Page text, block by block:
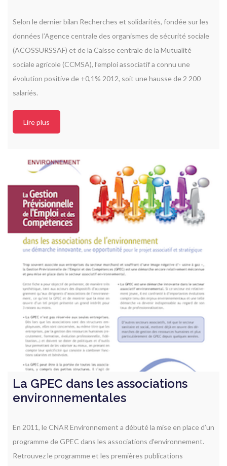
Selon le dernier bilan Recherches et solidarités, fondée sur les
données l’Agence centrale des organismes de sécurité sociale
(ACOSSURSSAF) et de la Caisse centrale de la Mutualité
sociale agricole (CCMSA), l’emploi associatif a connu une
évolution positive de +0,1% 2012, soit une hausse de 2 200
salariés.
Lire plus
La GPEC dans les associations
environnementales
En 2011, le CNAR Environnement a débuté la mise en place d’un
programme de GPEC dans les associations d’environnement.
Retrouvez le programme et les premières publications